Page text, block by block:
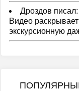
Дроздов писал:
Видео
экскурсионную